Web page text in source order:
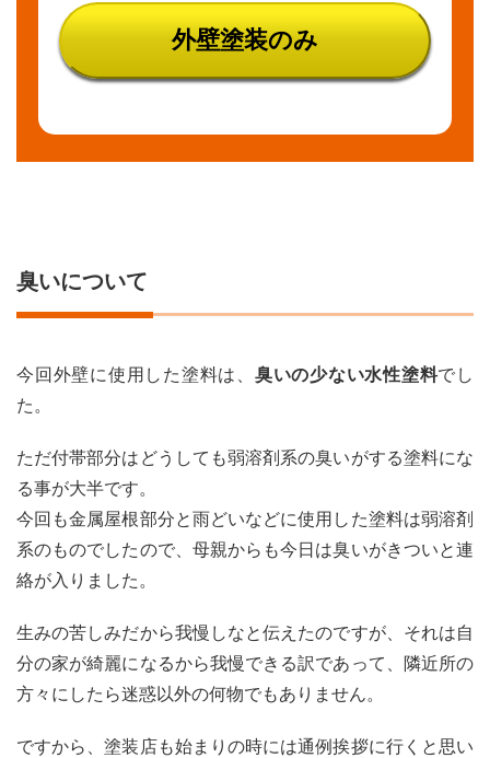
外壁塗装のみ
臭いについて
今回外壁に使用した塗料は、 臭いの少ない水性塗料でし
た。
ただ付帯部分はどうしても弱溶剤系の臭いがする塗料にな
る事が大半です。
今回も金属屋根部分と雨どいなどに使用した塗料は弱溶剤
系のものでしたので、母親からも今日は臭いがきついと連
絡が入りました。
生みの苦しみだから我慢しなと伝えたのですが、それは自
分の家が綺麗になるから我慢できる訳であって、隣近所の
方々にしたら迷惑以外の何物でもありません。
ですから、塗装店も始まりの時には通例挨拶に行くと思い